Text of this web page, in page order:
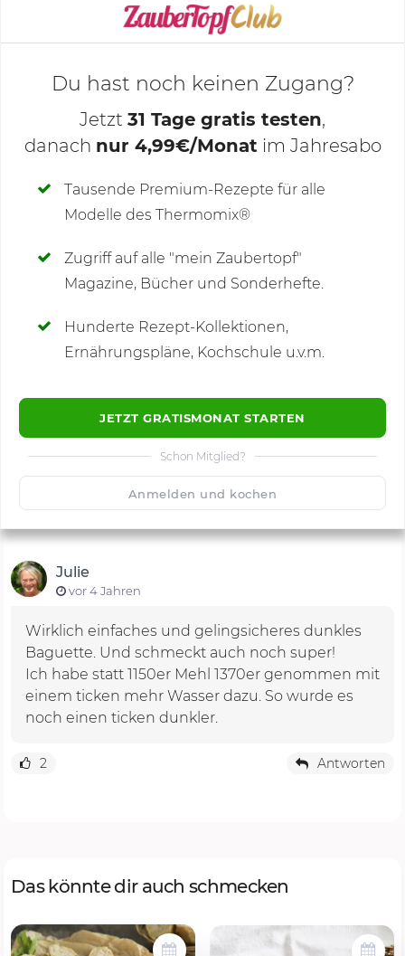
KOCHMODUS STARTEN
Deine Notizen
Du hast noch keinen Zugang?
Jetzt 31 Tage gratis testen,
danach nur 4,99€/Monat im Jahresabo
Tausende Premium-Rezepte für alle
Modelle des Thermomix®
Zugriff auf alle "mein Zaubertopf"
Magazine, Bücher und Sonderhefte.
Hunderte Rezept-Kollektionen,
Ernährungspläne, Kochschule u.v.m.
JETZT GRATISMONAT STARTEN
Schon Mitglied?
Anmelden und kochen
Kommentare(1)
🙂 1500 Speichern
Julie
vor 4 Jahren
Wirklich einfaches und gelingsicheres dunkles
Baguette. Und schmeckt auch noch super!
Ich habe statt 1150er Mehl 1370er genommen mit
einem ticken mehr Wasser dazu. So wurde es
noch einen ticken dunkler.
2 Antworten
Das könnte dir auch schmecken